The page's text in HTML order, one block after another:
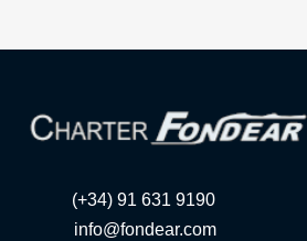
(+34) 91 631 9190
info@fondear.com